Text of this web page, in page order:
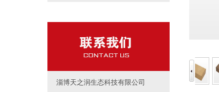
淄博天之润生态科技有限公司